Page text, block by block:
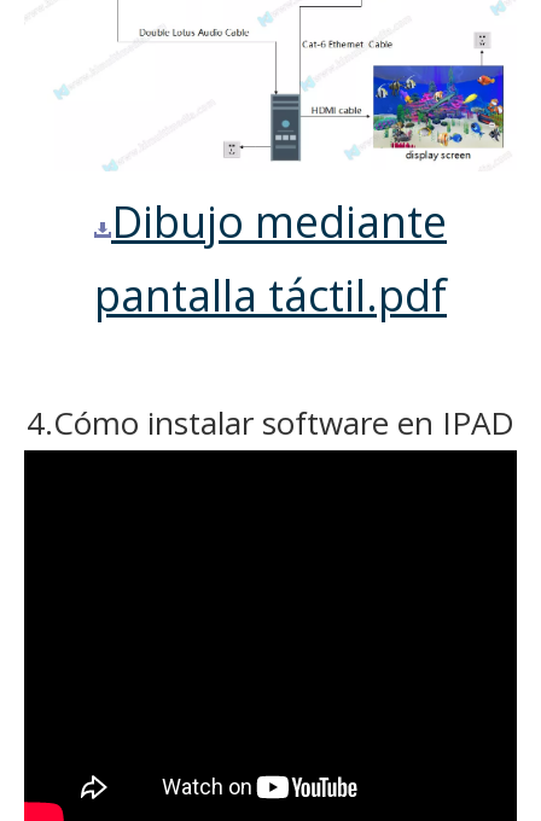
Dibujo mediante
pantalla táctil.pdf
4.Cómo instalar software en IPAD